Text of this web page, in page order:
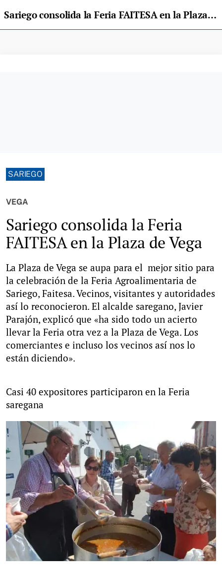
Sariego consolida la Feria FAITESA en la Plaza de Vega
SARIEGO
VEGA
Sariego consolida la Feria
FAITESA en la Plaza de Vega
La Plaza de Vega se aupa para el mejor sitio para
la celebración de la Feria Agroalimentaria de
Sariego, Faitesa. Vecinos, visitantes y autoridades
así lo reconocieron. El alcalde saregano, Javier
Parajón, explicó que «ha sido todo un acierto
llevar la Feria otra vez a la Plaza de Vega. Los
comerciantes e incluso los vecinos así nos lo
están diciendo».
Casi 40 expositores participaron en la Feria
saregana